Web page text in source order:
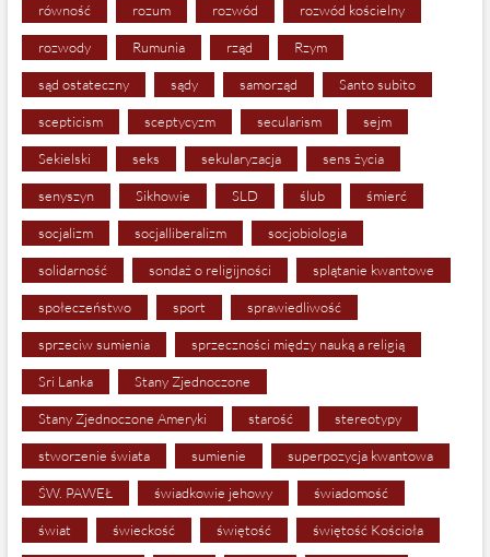
równość rozum rozwód rozwód kościelny
rozwody Rumunia rząd Rzym
sąd ostateczny sądy samorząd Santo subito
scepticism sceptycyzm secularism sejm
Sekielski seks sekularyzacja sens życia
senyszyn Sikhowie SLD ślub śmierć
socjalizm socjalliberalizm socjobiologia
solidarność sondaż o religijności splątanie kwantowe
społeczeństwo sport sprawiedliwość
sprzeciw sumienia sprzeczności między nauką a religią
Sri Lanka Stany Zjednoczone
Stany Zjednoczone Ameryki starość stereotypy
stworzenie świata sumienie superpozycja kwantowa
ŚW. PAWEŁ świadkowie jehowy świadomość
świat świeckość świętość świętość Kościoła